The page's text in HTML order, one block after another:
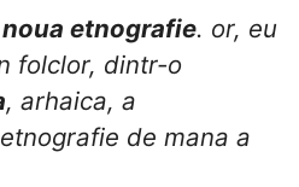
etnografie. or, eu
folclor, dintr-o
, arhaica, a
de mana a